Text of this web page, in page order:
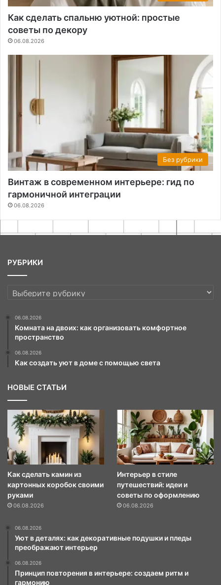
Как сделать спальню уютной: простые
советы по декору
06.08.2026
Без рубрики
Винтаж в современном интерьере: гид по
гармоничной интеграции
06.08.2026
РУБРИКИ
РУБРИКИ
06.08.2026
Комната на двоих: как организовать комфортное
пространство
06.08.2026
Как создать уют в доме с помощью света
НОВЫЕ СТАТЬИ
Как сделать камин из
картонных коробок своими
руками
06.08.2026
Интерьер в стиле
путешествий: идеи и
советы по оформлению
06.08.2026
06.08.2026
Уют в деталях: как декоративные подушки и пледы
преображают интерьер
06.08.2026
Принцип повторения в интерьере: создаем ритм и
гармонию